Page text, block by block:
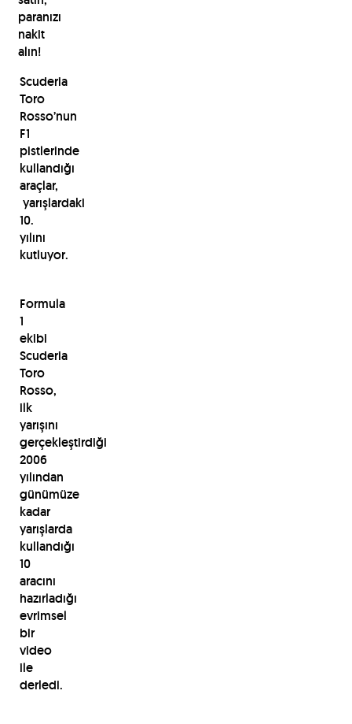
paranızı
nakit
alın!
Scuderia
Toro
Rosso’nun
F1
pistlerinde
kullandığı
araçlar,
yarışlardaki
10.
yılını
kutluyor.
Formula
1
ekibi
Scuderia
Toro
Rosso,
ilk
yarışını
gerçekleştirdiği
2006
yılından
günümüze
kadar
yarışlarda
kullandığı
10
aracını
hazırladığı
evrimsel
bir
video
ile
derledi.